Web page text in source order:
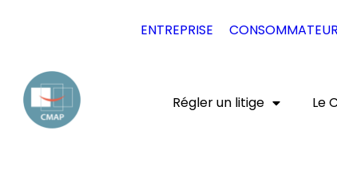
ENTREPRISE CONSOMMATEUR
Régler un litige Le